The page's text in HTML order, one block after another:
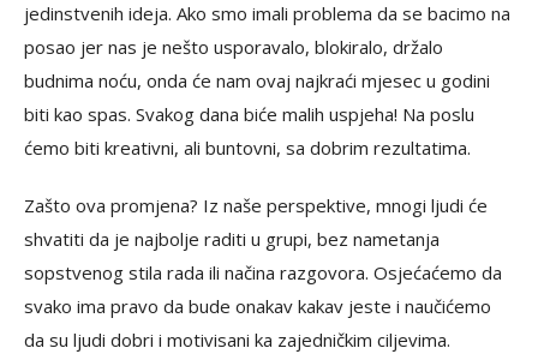
jedinstvenih ideja. Ako smo imali problema da se bacimo na
posao jer nas je nešto usporavalo, blokiralo, držalo
budnima noću, onda će nam ovaj najkraći mjesec u godini
biti kao spas. Svakog dana biće malih uspjeha! Na poslu
ćemo biti kreativni, ali buntovni, sa dobrim rezultatima.
Zašto ova promjena? Iz naše perspektive, mnogi ljudi će
shvatiti da je najbolje raditi u grupi, bez nametanja
sopstvenog stila rada ili načina razgovora. Osjećaćemo da
svako ima pravo da bude onakav kakav jeste i naučićemo
da su ljudi dobri i motivisani ka zajedničkim ciljevima.